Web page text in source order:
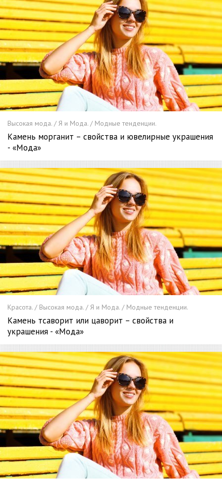
Высокая мода. / Я и Мода. / Модные тенденции.
Камень морганит – свойства и ювелирные украшения
- «Мода»
Красота. / Высокая мода. / Я и Мода. / Модные тенденции.
Камень тсаворит или цаворит – свойства и
украшения - «Мода»